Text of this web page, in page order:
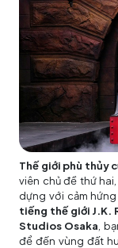
Thế giới phù thủy
viên chủ đề thứ
dựng với cảm
tiếng thế giới J.K.
Studios Osaka ,
để đến vùng đất